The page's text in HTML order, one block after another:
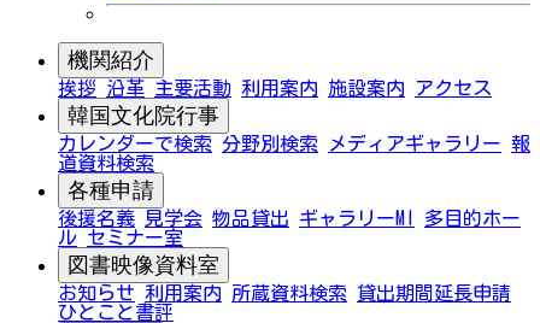
機関紹介
挨拶 沿革 主要活動 利用案内 施設案内 アクセス
韓国文化院行事
カレンダーで検索 分野別検索 メディアギャラリー 報
道資料検索
各種申請
後援名義 見学会 物品貸出 ギャラリーMI
多目的ホー
ル セミナー室
図書映像資料室
お知らせ 利用案内 所蔵資料検索
貸出期間延長申請
ひとこと書評